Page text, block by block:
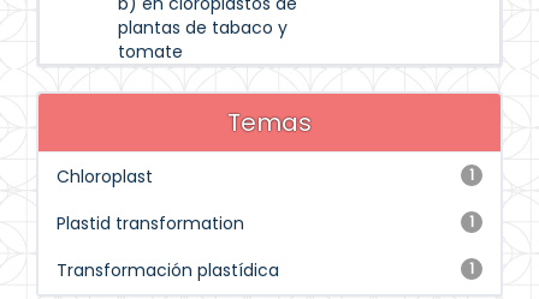
plantas de tabaco y
tomate
Temas
1
Chloroplast
1
Plastid transformation
1
Transformación plastídica